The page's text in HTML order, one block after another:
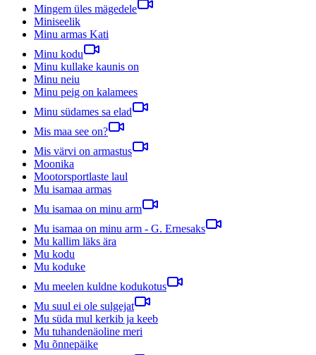
Mingem üles mägedele
Miniseelik
Minu armas Kati
Minu kodu
Minu kullake kaunis on
Minu neiu
Minu peig on kalamees
Minu südames sa elad
Mis maa see on?
Mis värvi on armastus
Moonika
Mootorsportlaste laul
Mu isamaa armas
Mu isamaa on minu arm
Mu isamaa on minu arm - G. Ernesaks
Mu kallim läks ära
Mu kodu
Mu koduke
Mu meelen kuldne kodukotus
Mu suul ei ole sulgejat
Mu süda mul kerkib ja keeb
Mu tuhandenäoline meri
Mu õnnepäike